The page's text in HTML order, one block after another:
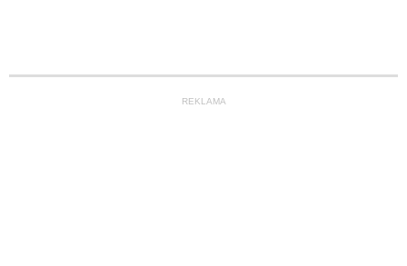
REKLAMA